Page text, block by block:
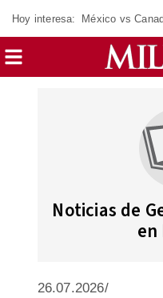
Hoy interesa: México vs
Noticias de
26.07.2026/